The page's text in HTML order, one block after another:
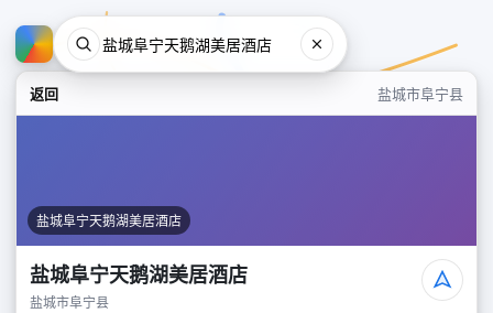
返回 盐城市阜宁县
盐城阜宁天鹅湖美居酒店
盐城阜宁天鹅湖美居酒店
盐城市阜宁县